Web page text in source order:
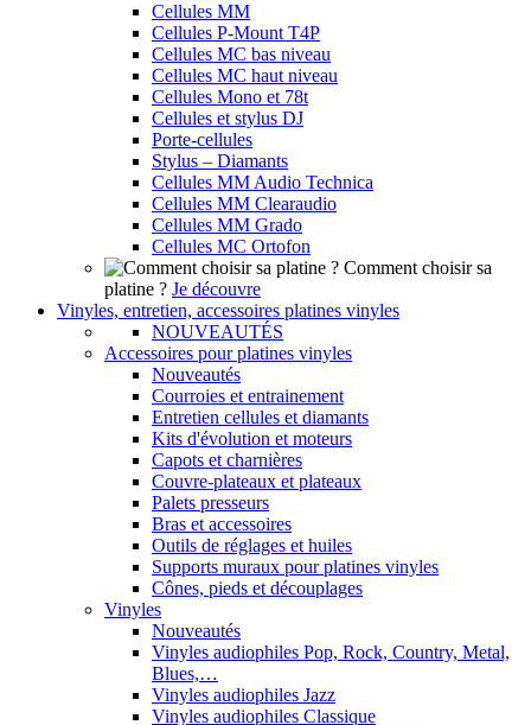
Cellules MM
Cellules P-Mount T4P
Cellules MC bas niveau
Cellules MC haut niveau
Cellules Mono et 78t
Cellules et stylus DJ
Porte-cellules
Stylus – Diamants
Cellules MM Audio Technica
Cellules MM Clearaudio
Cellules MM Grado
Cellules MC Ortofon
Comment choisir sa
platine ? Je découvre
Vinyles, entretien, accessoires platines vinyles
NOUVEAUTÉS
Accessoires pour platines vinyles
Nouveautés
Courroies et entrainement
Entretien cellules et diamants
Kits d'évolution et moteurs
Capots et charnières
Couvre-plateaux et plateaux
Palets presseurs
Bras et accessoires
Outils de réglages et huiles
Supports muraux pour platines vinyles
Cônes, pieds et découplages
Vinyles
Nouveautés
Vinyles audiophiles Pop, Rock, Country, Metal,
Blues,…
Vinyles audiophiles Jazz
Vinyles audiophiles Classique